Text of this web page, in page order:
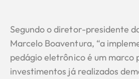
Segundo o diretor-presidente
Marcelo Boaventura, “a
pedágio eletrônico é um marco
investimentos já realizados